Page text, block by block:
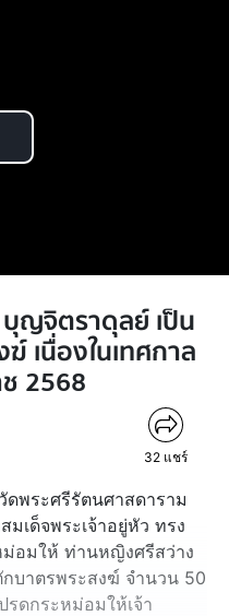
ญจิตราดุลย์ เป็น
เนื่องในเทศกาล
2568
32 แชร์
พระศรีรัตนศาสดาราม
เด็จพระเจ้าอยู่หัว ทรง
อมให้ ท่านหญิงศรีสว่าง
บาตรพระสงฆ์ จำนวน 50
ดกระหม่อมให้เจ้า